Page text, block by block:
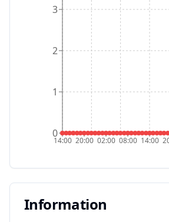
14:00 20:00 02:00 08:00 14:00
0
1
2
3
Information
Information